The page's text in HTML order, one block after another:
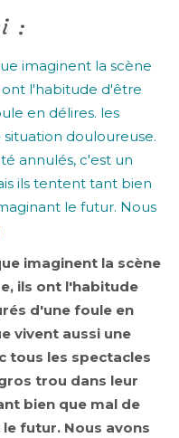
:
imaginent la scène
ils ont l'habitude
d'une foule en
vivent aussi une
tous les spectacles
trou dans leur
bien que mal de
futur. Nous avons